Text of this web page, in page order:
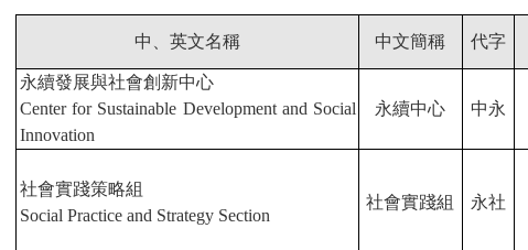
中、英文名稱 中文簡稱 代字
永續發展與社會創新中心
Center for Sustainable Development and Social
Innovation
永續中心 中永
社會實踐策略組
Social Practice and Strategy Section
社會實踐組 永社